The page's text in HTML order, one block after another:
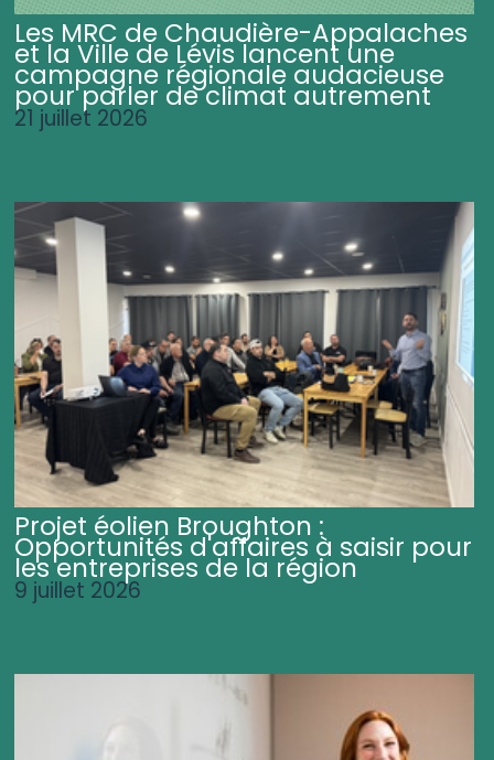
Les MRC de Chaudière-Appalaches
et la Ville de Lévis lancent une
campagne régionale audacieuse
pour parler de climat autrement
21 juillet 2026
Projet éolien Broughton :
Opportunités d'affaires à saisir pour
les entreprises de la région
9 juillet 2026